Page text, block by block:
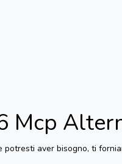
Mcp
potresti aver bisogno, ti